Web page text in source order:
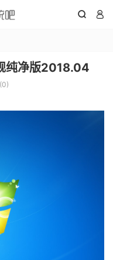
 
纯净版2018.04
0)